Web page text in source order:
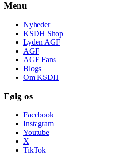
Menu
Nyheder
KSDH Shop
Lyden AGF
AGF
AGF Fans
Blogs
Om KSDH
Følg os
Facebook
Instagram
Youtube
X
TikTok